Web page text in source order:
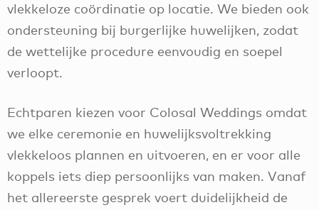
vlekkeloze coördinatie op locatie. We bieden ook
ondersteuning bij burgerlijke huwelijken, zodat
de wettelijke procedure eenvoudig en soepel
verloopt.
Echtparen kiezen voor Colosal Weddings omdat
we elke ceremonie en huwelijksvoltrekking
vlekkeloos plannen en uitvoeren, en er voor alle
koppels iets diep persoonlijks van maken. Vanaf
het allereerste gesprek voert duidelijkheid de